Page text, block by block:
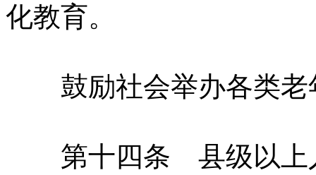
化教育。
鼓励社会举办各类老
第十四条 县级以上人